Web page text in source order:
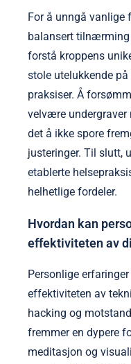
For å unngå vanlige
balansert tilnærming
forstå kroppens
stole utelukkende
praksiser. Å
velvære
det å ikke spore
justeringer. Til slutt,
etablerte
helhetlige fordeler.
Hvordan kan
effektiviteten av
Personlige
effektiviteten av
hacking og
fremmer en dypere
meditasjon og